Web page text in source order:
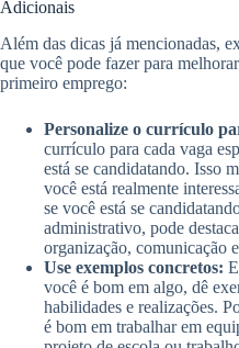
Adicionais
Além das dicas já mencionadas,
que você pode fazer para
primeiro emprego:
Personalize o currículo
currículo para cada vaga
está se candidatando. Isso
você está realmente
se você está se
administrativo, pode
organização, comunicação
Use exemplos concretos:
você é bom em algo, dê
habilidades e realizações.
é bom em trabalhar em